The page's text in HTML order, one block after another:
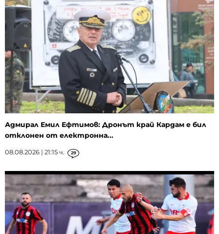
Адмирал Емил Ефтимов: Дронът край Кардам е бил
отклонен от електронна...
08.08.2026 | 21:15 ч. 29